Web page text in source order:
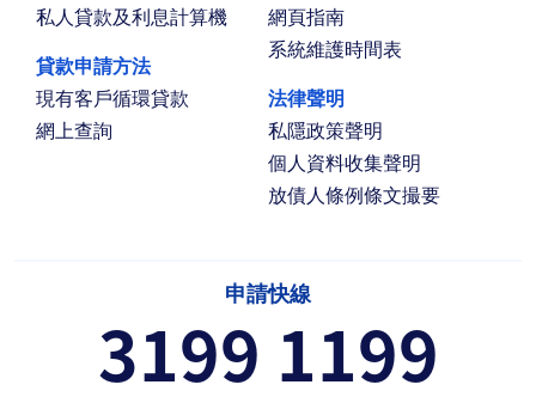
私人貸款及利息計算機
貸款申請方法
現有客戶循環貸款
網上查詢
網頁指南
系統維護時間表
法律聲明
私隱政策聲明
個人資料收集聲明
放債人條例條文撮要
申請快線
3199 1199